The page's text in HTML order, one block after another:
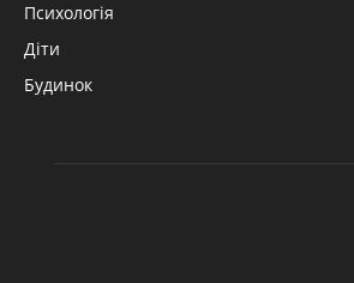
Психологія
Діти
Будинок